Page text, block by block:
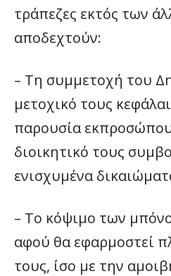
τράπεζες εκτός των
αποδεχτούν:
– Τη συμμετοχή του
μετοχικό τους
παρουσία
διοικητικό τους
ενισχυμένα
– Το κόψιμο των
αφού θα εφαρμοστεί
τους, ίσο με την